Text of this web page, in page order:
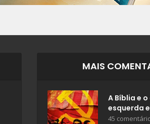
MAIS
A Bíblia e
esquerda
45